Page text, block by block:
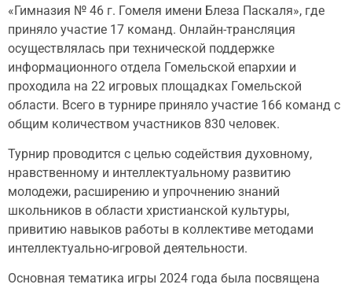
«Гимназия № 46 г. Гомеля имени Блеза Паскаля», где
приняло участие 17 команд. Онлайн-трансляция
осуществлялась при технической поддержке
информационного отдела Гомельской епархии и
проходила на 22 игровых площадках Гомельской
области. Всего в турнире приняло участие 166 команд с
общим количеством участников 830 человек.
Турнир проводится с целью содействия духовному,
нравственному и интеллектуальному развитию
молодежи, расширению и упрочнению знаний
школьников в области христианской культуры,
привитию навыков работы в коллективе методами
интеллектуально-игровой деятельности.
Основная тематика игры 2024 года была посвящена